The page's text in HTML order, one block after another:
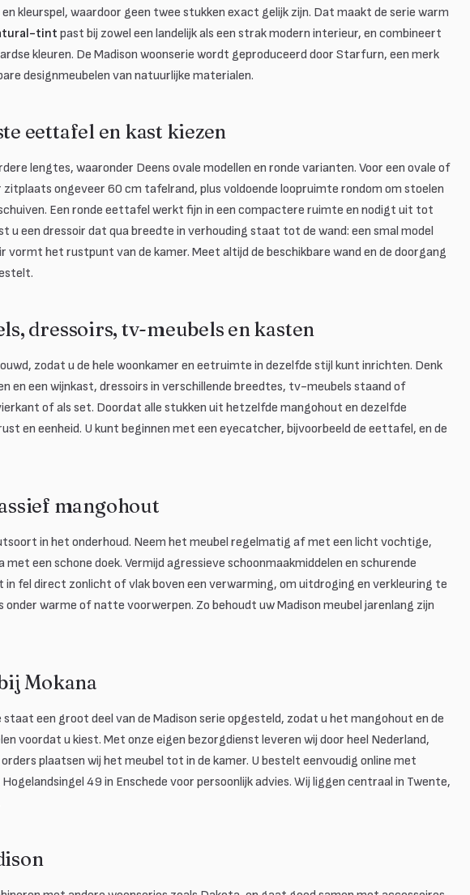
kleurspel, waardoor geen twee stukken exact gelijk zijn. Dat maakt de serie warm
tint past bij zowel een landelijk als een strak modern interieur, en combineert
kleuren. De Madison woonserie wordt geproduceerd door Starfurn, een merk
designmeubelen van natuurlijke materialen.
eettafel en kast kiezen
lengtes, waaronder Deens ovale modellen en ronde varianten. Voor een ovale of
ongeveer 60 cm tafelrand, plus voldoende loopruimte rondom om stoelen
Een ronde eettafel werkt fijn in een compactere ruimte en nodigt uit tot
u een dressoir dat qua breedte in verhouding staat tot de wand: een smal model
vormt het rustpunt van de kamer. Meet altijd de beschikbare wand en de doorgang
dressoirs, tv-meubels en kasten
zodat u de hele woonkamer en eetruimte in dezelfde stijl kunt inrichten. Denk
en een wijnkast, dressoirs in verschillende breedtes, tv-meubels staand of
of als set. Doordat alle stukken uit hetzelfde mangohout en dezelfde
en eenheid. U kunt beginnen met een eyecatcher, bijvoorbeeld de eettafel, en de
mangohout
in het onderhoud. Neem het meubel regelmatig af met een licht vochtige,
een schone doek. Vermijd agressieve schoonmaakmiddelen en schurende
in fel direct zonlicht of vlak boven een verwarming, om uitdroging en verkleuring te
warme of natte voorwerpen. Zo behoudt uw Madison meubel jarenlang zijn
Mokana
staat een groot deel van de Madison serie opgesteld, zodat u het mangohout en de
voordat u kiest. Met onze eigen bezorgdienst leveren wij door heel Nederland,
plaatsen wij het meubel tot in de kamer. U bestelt eenvoudig online met
49 in Enschede voor persoonlijk advies. Wij liggen centraal in Twente,